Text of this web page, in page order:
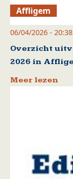
Affligem
06/04/2026 - 20:38
Overzicht
2026 in
Meer lezen